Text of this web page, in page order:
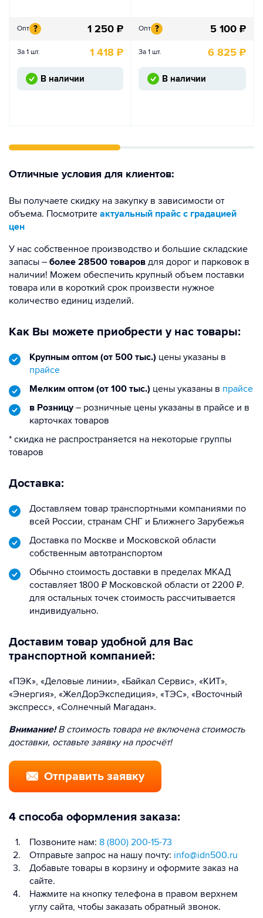
Опт ? 1 250 ₽
За 1 шт. 1 418 ₽
В наличии
Опт ? 5 100 ₽
За 1 шт. 6 825 ₽
В наличии
Отличные условия для клиентов:
Вы получаете скидку на закупку в зависимости от
объема. Посмотрите актуальный прайс с градацией
цен
У нас собственное производство и большие складские
запасы – более 28500 товаров для дорог и парковок в
наличии! Можем обеспечить крупный объем поставки
товара или в короткий срок произвести нужное
количество единиц изделий.
Как Вы можете приобрести у нас товары:
Крупным оптом (от 500 тыс.) цены указаны в
прайсе
Мелким оптом (от 100 тыс.) цены указаны в прайсе
в Розницу– розничные цены указаны в прайсе и в
карточках товаров
* скидка не распространяется на некоторые группы
товаров
Доставка:
Доставляем товар транспортными компаниями по
всей России, странам СНГ и Ближнего Зарубежья
Доставка по Москве и Московской области
собственным автотранспортом
Обычно стоимость доставки в пределах МКАД
составляет 1800 ₽ Московской области от 2200 ₽.
для остальных точек стоимость рассчитывается
индивидуально.
Доставим товар удобной для Вас
транспортной компанией:
«ПЭК», «Деловые линии», «Байкал Сервис», «КИТ»,
«Энергия», «ЖелДорЭкспедиция», «ТЭС», «Восточный
экспресс», «Солнечный Магадан».
Внимание!В стоимость товара не включена стоимость
доставки, оставьте заявку на просчёт!
Отправить заявку
4 способа оформления заказа:
Позвоните нам: 8 (800) 200-15-73
Отправьте запрос на нашу почту: info@idn500.ru
Добавьте товары в корзину и оформите заказ на
сайте.
Нажмите на кнопку телефона в правом верхнем
углу сайта, чтобы заказать обратный звонок.